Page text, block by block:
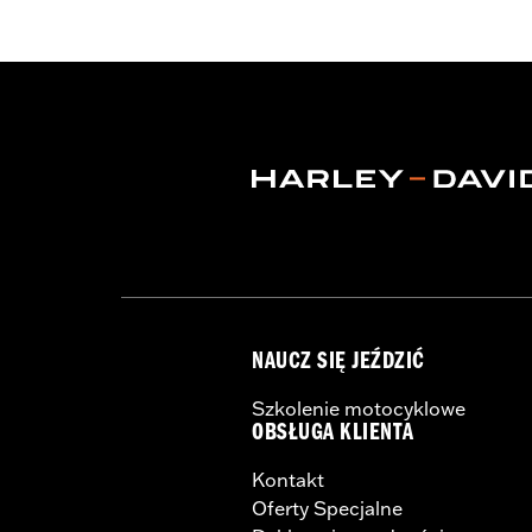
Recommended Usage:Indoor/
WARRANTY:1 year limited warranty
Do not use while riding
H-D® motorcycle covers
NAUCZ SIĘ JEŹDZIĆ
Szkolenie motocyklowe
OBSŁUGA KLIENTA
Kontakt
Oferty Specjalne